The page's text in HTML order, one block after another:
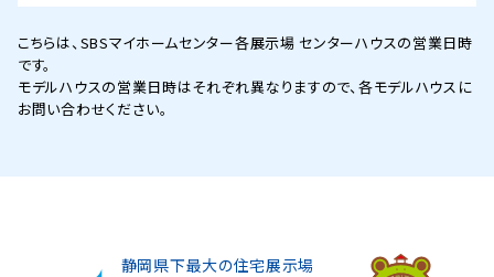
こちらは、SBSマイホームセンター各展示場 センターハウスの営業日時
です。
モデルハウスの営業日時はそれぞれ異なりますので、各モデルハウスに
お問い合わせください。
静岡県下最大の住宅展示場